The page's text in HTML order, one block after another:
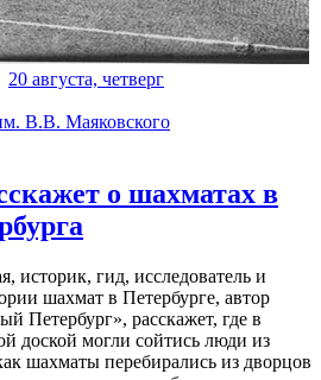
20 августа, четверг
В.В. Маяковского
о шахматах в
историк, гид, исследователь и
шахмат в Петербурге, автор
Петербург», расскажет, где в
доской могли сойтись люди из
шахматы перебирались из дворцов